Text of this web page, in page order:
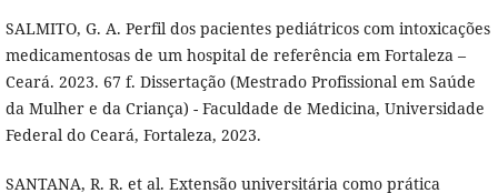
SALMITO, G. A. Perfil dos pacientes pediátricos com intoxicações
medicamentosas de um hospital de referência em Fortaleza –
Ceará. 2023. 67 f. Dissertação (Mestrado Profissional em Saúde
da Mulher e da Criança) - Faculdade de Medicina, Universidade
Federal do Ceará, Fortaleza, 2023.
SANTANA, R. R. et al. Extensão universitária como prática